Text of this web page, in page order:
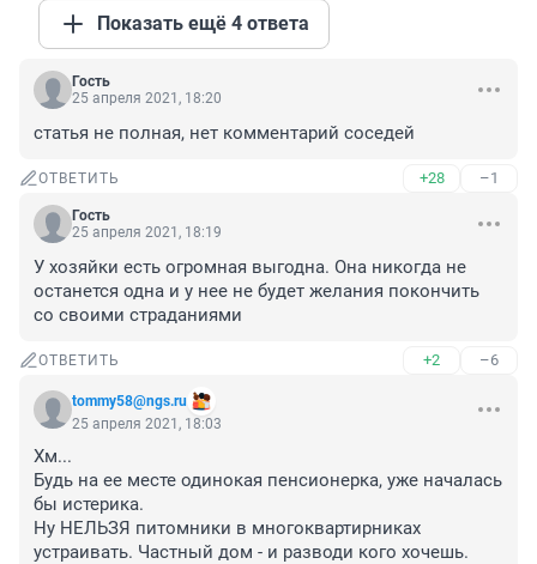
Показать ещё 4 ответа
Гость
25 апреля 2021, 18:20
статья не полная, нет комментарий соседей
ОТВЕТИТЬ +28 –1
Гость
25 апреля 2021, 18:19
У хозяйки есть огромная выгодна. Она никогда не
останется одна и у нее не будет желания покончить
со своими страданиями
ОТВЕТИТЬ +2 –6
tommy58@ngs.ru
25 апреля 2021, 18:03
Хм...
Будь на ее месте одинокая пенсионерка, уже началась
бы истерика.
Ну НЕЛЬЗЯ питомники в многоквартирниках
устраивать. Частный дом - и разводи кого хочешь.